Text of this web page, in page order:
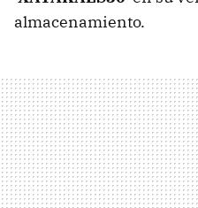
almacenamiento.